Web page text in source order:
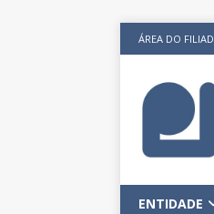
ÁREA DO
ENTIDADE